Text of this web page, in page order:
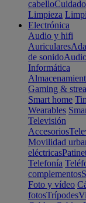
cabello
Limpieza
Electrónica
Audio y hifi
Auriculares
de sonido
Informática
Gaming &
Smart home
Wearables
Televisión
Accesorios
Movilidad
eléctricas
Telefonía
complementos
Foto y vídeo
fotosTrípodes